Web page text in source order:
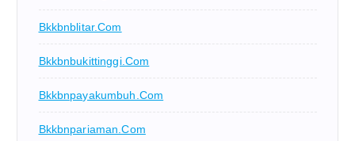
Bkkbnblitar.com
Bkkbnbukittinggi.com
Bkkbnpayakumbuh.com
Bkkbnpariaman.com